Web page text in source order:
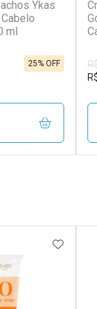
Ykas
ml
25% OFF